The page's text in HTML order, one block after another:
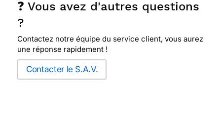
❓ Vous avez d'autres questions
?
Contactez notre équipe du service client, vous aurez
une réponse rapidement !
Contacter le S.A.V.